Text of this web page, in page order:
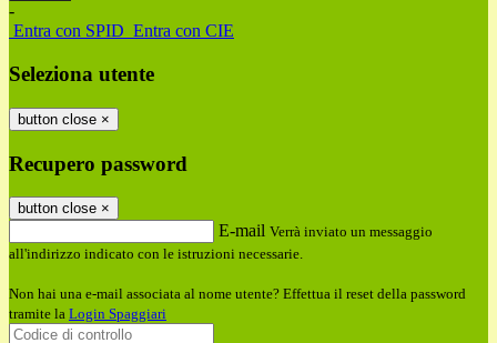
-
Entra con SPID Entra con CIE
Seleziona utente
button close ×
Recupero password
button close ×
E-mail Verrà inviato un messaggio
all'indirizzo indicato con le istruzioni necessarie.
Non hai una e-mail associata al nome utente? Effettua il reset della password
tramite la Login Spaggiari